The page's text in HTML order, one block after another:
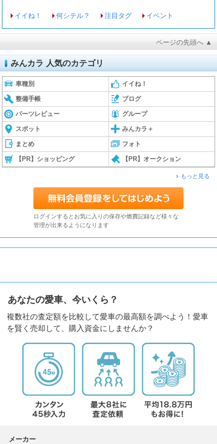
イイね！ 何シテル？ 注目タグ イベント
ページの先頭へ ▲
みんカラ 人気のカテゴリ
車種別 イイね！
整備手帳 ブログ
パーツレビュー グループ
スポット みんカラ＋
まとめ フォト
【PR】ショッピング 【PR】オークション
もっと見る
ログインするとお気に入りの保存や燃費記録など様々な
管理が出来るようになります
あなたの愛車、今いくら？
複数社の査定額を比較して愛車の最高額を調べよう！愛車
を賢く売却して、購入資金にしませんか？
メーカー